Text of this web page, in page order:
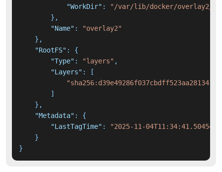
"WorkDir" :
"/var/lib/docker/overlay2/
} ,
"Name" :
"overlay2"
} ,
"RootFS" :
{
"Type" : "layers" ,
"Layers" :
[
]
} ,
"Metadata" :
{
"LastTagTime" :
"2025-11-
}
}